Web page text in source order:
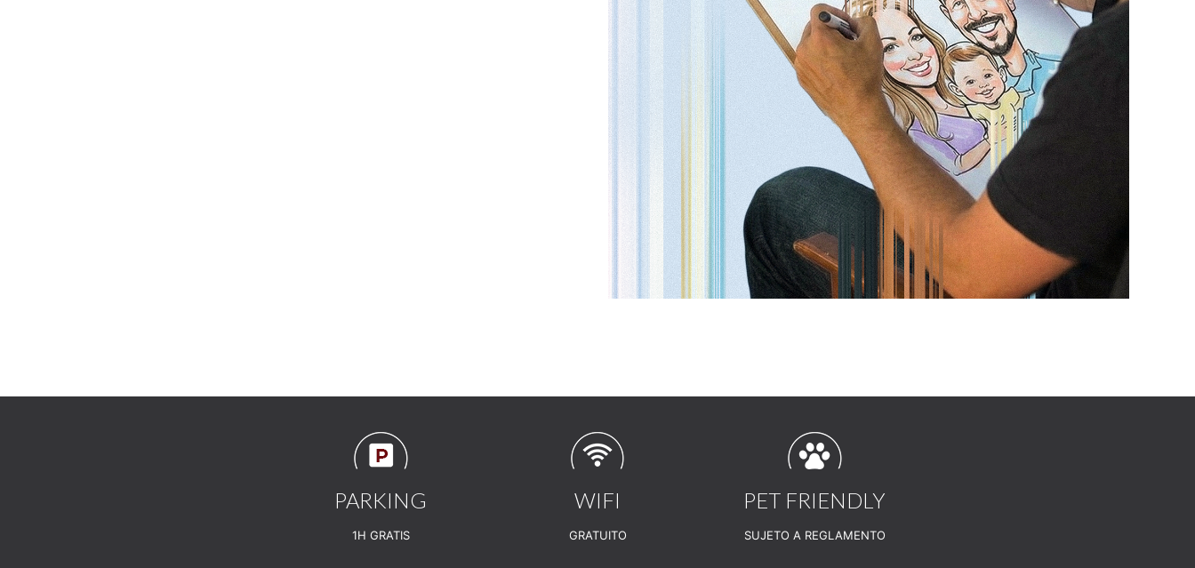
PARKING
1H GRATIS
WIFI
GRATUITO
PET FRIENDLY
SUJETO A REGLAMENTO